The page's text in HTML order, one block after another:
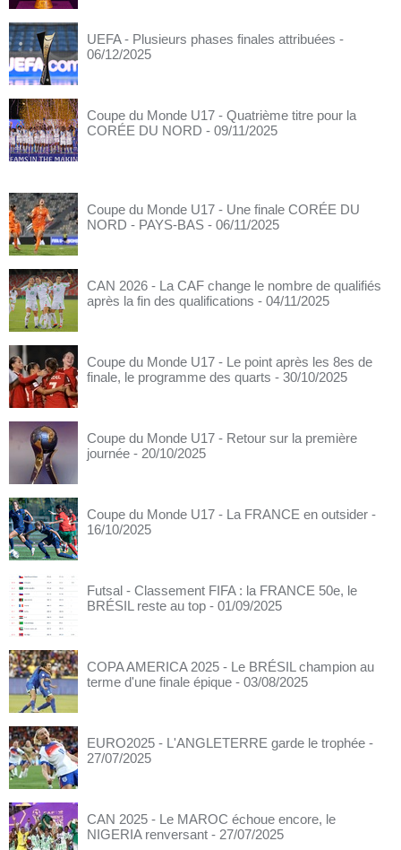
UEFA - Plusieurs phases finales attribuées -
06/12/2025
Coupe du Monde U17 - Quatrième titre pour la
CORÉE DU NORD - 09/11/2025
Coupe du Monde U17 - Une finale CORÉE DU
NORD - PAYS-BAS - 06/11/2025
CAN 2026 - La CAF change le nombre de qualifiés
après la fin des qualifications - 04/11/2025
Coupe du Monde U17 - Le point après les 8es de
finale, le programme des quarts - 30/10/2025
Coupe du Monde U17 - Retour sur la première
journée - 20/10/2025
Coupe du Monde U17 - La FRANCE en outsider -
16/10/2025
Futsal - Classement FIFA : la FRANCE 50e, le
BRÉSIL reste au top - 01/09/2025
COPA AMERICA 2025 - Le BRÉSIL champion au
terme d'une finale épique - 03/08/2025
EURO2025 - L'ANGLETERRE garde le trophée -
27/07/2025
CAN 2025 - Le MAROC échoue encore, le
NIGERIA renversant - 27/07/2025